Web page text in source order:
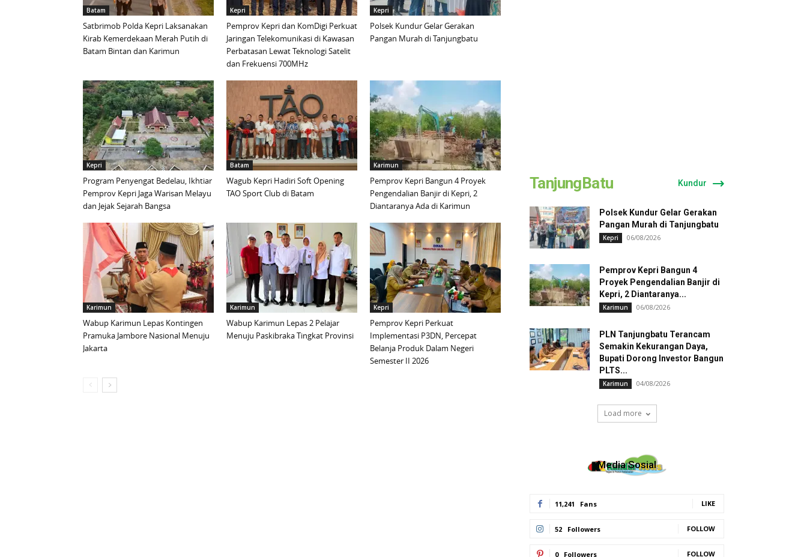
Batam
Satbrimob Polda Kepri Laksanakan
Kirab Kemerdekaan Merah Putih di
Batam Bintan dan Karimun
Kepri
Pemprov Kepri dan KomDigi Perkuat
Jaringan Telekomunikasi di Kawasan
Perbatasan Lewat Teknologi Satelit
dan Frekuensi 700MHz
Kepri
Polsek Kundur Gelar Gerakan
Pangan Murah di Tanjungbatu
Kepri
Program Penyengat Bedelau, Ikhtiar
Pemprov Kepri Jaga Warisan Melayu
dan Jejak Sejarah Bangsa
Batam
Wagub Kepri Hadiri Soft Opening
TAO Sport Club di Batam
Karimun
Pemprov Kepri Bangun 4 Proyek
Pengendalian Banjir di Kepri, 2
Diantaranya Ada di Karimun
Karimun
Wabup Karimun Lepas Kontingen
Pramuka Jambore Nasional Menuju
Jakarta
Karimun
Wabup Karimun Lepas 2 Pelajar
Menuju Paskibraka Tingkat Provinsi
Kepri
Pemprov Kepri Perkuat
Implementasi P3DN, Percepat
Belanja Produk Dalam Negeri
Semester II 2026
TanjungBatu Kundur
Polsek Kundur Gelar Gerakan
Pangan Murah di Tanjungbatu
Kepri 06/08/2026
Pemprov Kepri Bangun 4
Proyek Pengendalian Banjir di
Kepri, 2 Diantaranya...
Karimun 06/08/2026
PLN Tanjungbatu Terancam
Semakin Kekurangan Daya,
Bupati Dorong Investor Bangun
PLTS...
Karimun 04/08/2026
Load more
Media Sosial
11,241 Fans LIKE
52 Followers FOLLOW
0 Followers FOLLOW